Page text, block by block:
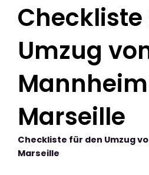
Umzug
Marseille
Checkliste für den Umzug
Marseille